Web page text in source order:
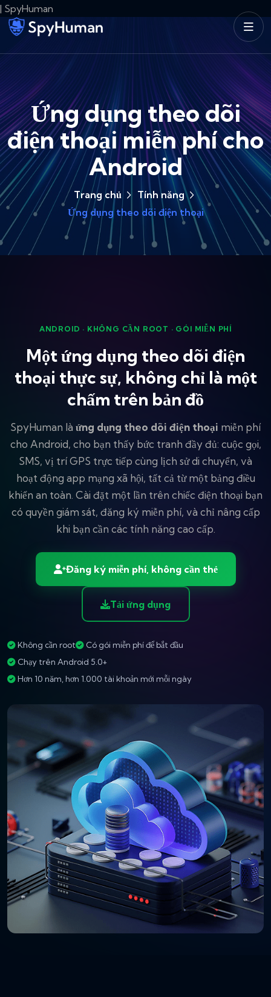
| SpyHuman
Ứng dụng theo dõi
điện thoại miễn phí cho
Android
Trang chủ
Tính năng
Ứng dụng theo dõi điện thoại
ANDROID · KHÔNG CẦN ROOT · GÓI MIỄN PHÍ
Một ứng dụng theo dõi điện
thoại thực sự, không chỉ là một
chấm trên bản đồ
SpyHuman là ứng dụng theo dõi điện thoại miễn phí
cho Android, cho bạn thấy bức tranh đầy đủ: cuộc gọi,
SMS, vị trí GPS trực tiếp cùng lịch sử di chuyển, và
hoạt động app mạng xã hội, tất cả từ một bảng điều
khiển an toàn. Cài đặt một lần trên chiếc điện thoại bạn
có quyền giám sát, đăng ký miễn phí, và chỉ nâng cấp
khi bạn cần các tính năng cao cấp.
Đăng ký miễn phí, không cần thẻ
Tải ứng dụng
Không cần root
Có gói miễn phí để bắt đầu
Chạy trên Android 5.0+
Hơn 10 năm, hơn 1.000 tài khoản mới mỗi ngày